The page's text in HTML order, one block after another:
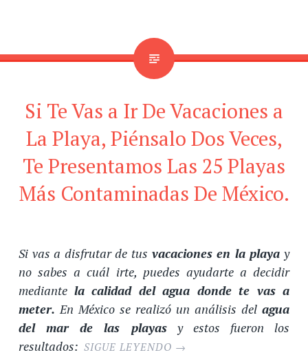
Si Te Vas a Ir De Vacaciones a
La Playa, Piénsalo Dos Veces,
Te Presentamos Las 25 Playas
Más Contaminadas De México.
Si vas a disfrutar de tus vacaciones en la playa y
no sabes a cuál irte, puedes ayudarte a decidir
mediante la calidad del agua donde te vas a
meter. En México se realizó un análisis del agua
del mar de las playasy estos fueron los
resultados: SIGUE LEYENDO →